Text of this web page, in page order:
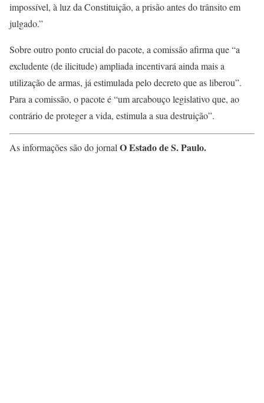
impossível, à luz da Constituição, a prisão antes do trânsito em
julgado.”
Sobre outro ponto crucial do pacote, a comissão afirma que “a
excludente (de ilicitude) ampliada incentivará ainda mais a
utilização de armas, já estimulada pelo decreto que as liberou”.
Para a comissão, o pacote é “um arcabouço legislativo que, ao
contrário de proteger a vida, estimula a sua destruição”.
As informações são do jornalO Estado de S. Paulo.